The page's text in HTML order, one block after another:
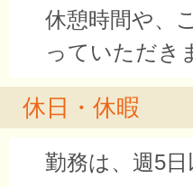
休憩時間や、
っていただき
休日・休暇
勤務は、週5